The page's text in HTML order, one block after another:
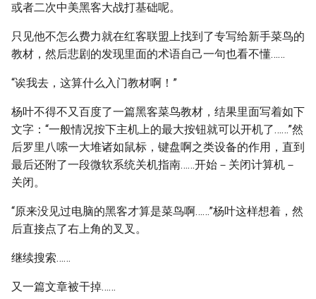
或者二次中美黑客大战打基础呢。
只见他不怎么费力就在红客联盟上找到了专写给新手菜鸟的
教材，然后悲剧的发现里面的术语自己一句也看不懂……
“诶我去，这算什么入门教材啊！”
杨叶不得不又百度了一篇黑客菜鸟教材，结果里面写着如下
文字：“一般情况按下主机上的最大按钮就可以开机了……”然
后罗里八嗦一大堆诸如鼠标，键盘啊之类设备的作用，直到
最后还附了一段微软系统关机指南……开始－关闭计算机－
关闭。
“原来没见过电脑的黑客才算是菜鸟啊……”杨叶这样想着，然
后直接点了右上角的叉叉。
继续搜索……
又一篇文章被干掉……